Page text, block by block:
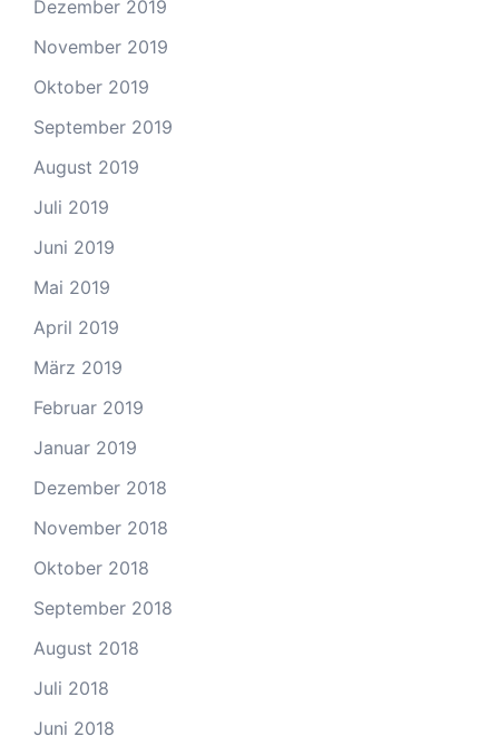
Dezember 2019
November 2019
Oktober 2019
September 2019
August 2019
Juli 2019
Juni 2019
Mai 2019
April 2019
März 2019
Februar 2019
Januar 2019
Dezember 2018
November 2018
Oktober 2018
September 2018
August 2018
Juli 2018
Juni 2018